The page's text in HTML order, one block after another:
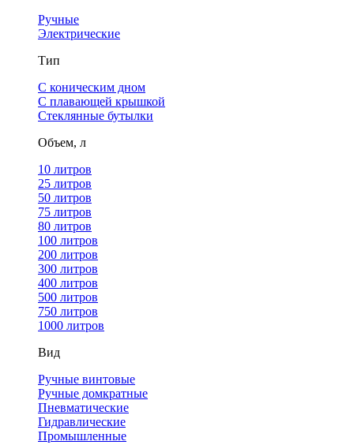
Ручные
Электрические
Тип
С коническим дном
С плавающей крышкой
Стеклянные бутылки
Объем, л
10 литров
25 литров
50 литров
75 литров
80 литров
100 литров
200 литров
300 литров
400 литров
500 литров
750 литров
1000 литров
Вид
Ручные винтовые
Ручные домкратные
Пневматические
Гидравлические
Промышленные